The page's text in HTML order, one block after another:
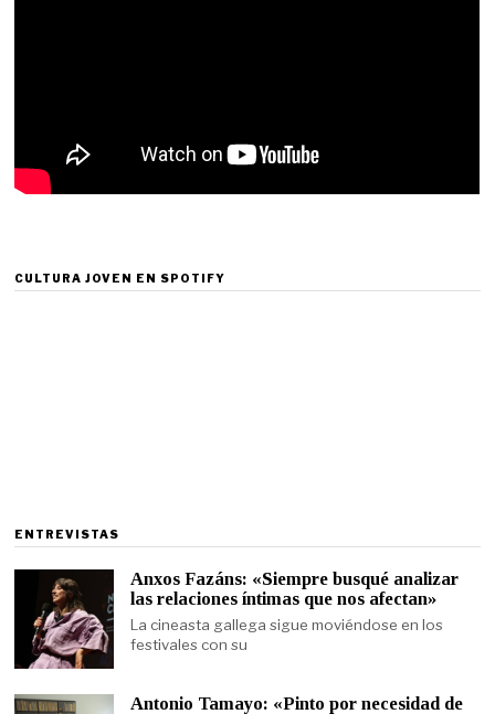
CULTURA JOVEN EN SPOTIFY
ENTREVISTAS
Anxos Fazáns: «Siempre busqué analizar
las relaciones íntimas que nos afectan»
La cineasta gallega sigue moviéndose en los
festivales con su
Antonio Tamayo: «Pinto por necesidad de